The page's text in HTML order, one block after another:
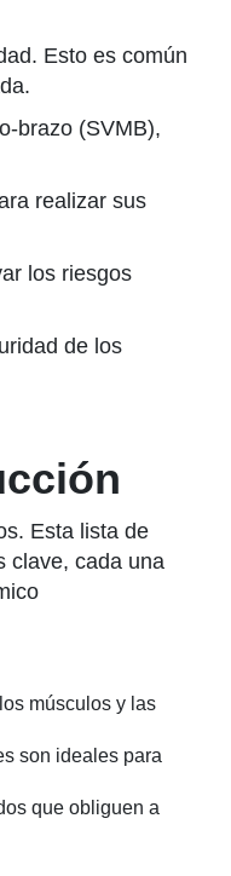
Esto es común
brazo (SVMB),
realizar sus
los riesgos
de los
Esta lista de
clave, cada una
músculos y las
son ideales para
que obliguen a